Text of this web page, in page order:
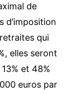
de
d’imposition
qui
elles seront
et 48%
euros par